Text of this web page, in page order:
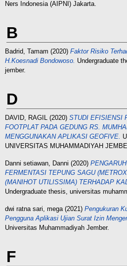
Ners Indonesia (AIPNI) Jakarta.
B
Badrid, Tamam (2020) Faktor Risiko
H.Koesnadi Bondowoso. Undergraduate
jember.
D
DAVID, RAGIL (2020) STUDI EFISIENSI
FOOTPLAT PADA GEDUNG RS.
MENGGUNAKAN APLIKASI GEOFIVE.
UNIVERSITAS MUHAMMADIYAH
Danni setiawan, Danni (2020)
FERMENTASI TEPUNG SAGU
(MANIHOT UTILISSIMA) TERHADAP
Undergraduate thesis, universitas
dwi ratna sari, mega(2021) Pengukuran
Pengguna Aplikasi Ujian Surat Izin
Universitas Muhammadiyah Jember.
F